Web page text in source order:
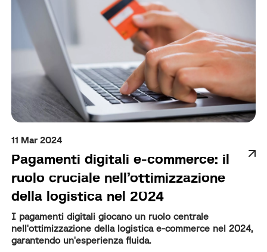
11 Mar 2024
Pagamenti digitali e-commerce: il
ruolo cruciale nell’ottimizzazione
della logistica nel 2024
I pagamenti digitali giocano un ruolo centrale
nell'ottimizzazione della logistica e-commerce nel 2024,
garantendo un'esperienza fluida.